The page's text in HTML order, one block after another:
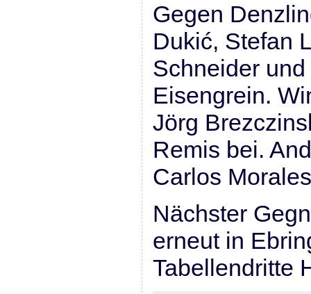
Gegen
Dukić, Stefan
Schneider
Eisengrein.
Jörg
Remis bei.
Carlos
Nächster
erneut in
Tabellendritte